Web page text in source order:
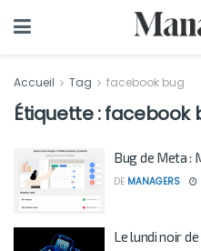
Accueil Tag facebook bug
Étiquette :facebook
Bug de Meta :
DE MANAGERS
Le lundi noir